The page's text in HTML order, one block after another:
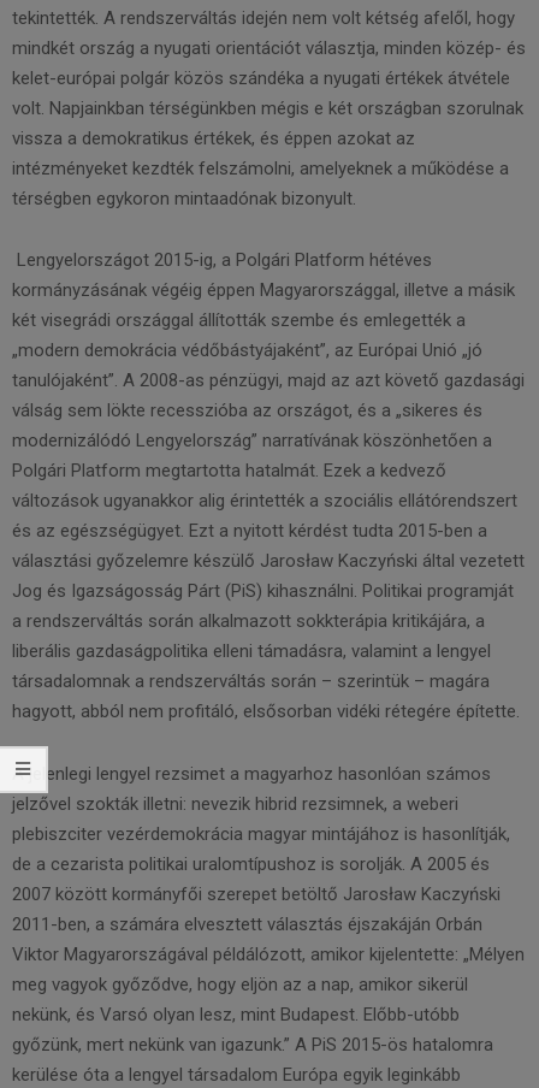
tekintették. A rendszerváltás idején nem volt kétség afelől, hogy
mindkét ország a nyugati orientációt választja, minden közép- és
kelet-európai polgár közös szándéka a nyugati értékek átvétele
volt. Napjainkban térségünkben mégis e két országban szorulnak
vissza a demokratikus értékek, és éppen azokat az
intézményeket kezdték felszámolni, amelyeknek a működése a
térségben egykoron mintaadónak bizonyult.
Lengyelországot 2015-ig, a Polgári Platform hétéves
kormányzásának végéig éppen Magyarországgal, illetve a másik
két visegrádi országgal állították szembe és emlegették a
„modern demokrácia védőbástyájaként”, az Európai Unió „jó
tanulójaként”. A 2008-as pénzügyi, majd az azt követő gazdasági
válság sem lökte recesszióba az országot, és a „sikeres és
modernizálódó Lengyelország” narratívának köszönhetően a
Polgári Platform megtartotta hatalmát. Ezek a kedvező
változások ugyanakkor alig érintették a szociális ellátórendszert
és az egészségügyet. Ezt a nyitott kérdést tudta 2015-ben a
választási győzelemre készülő Jarosław Kaczyński által vezetett
Jog és Igazságosság Párt (PiS) kihasználni. Politikai programját
a rendszerváltás során alkalmazott sokkterápia kritikájára, a
liberális gazdaságpolitika elleni támadásra, valamint a lengyel
társadalomnak a rendszerváltás során – szerintük – magára
hagyott, abból nem profitáló, elsősorban vidéki rétegére építette.
A jelenlegi lengyel rezsimet a magyarhoz hasonlóan számos
jelzővel szokták illetni: nevezik hibrid rezsimnek, a weberi
plebiszciter vezérdemokrácia magyar mintájához is hasonlítják,
de a cezarista politikai uralomtípushoz is sorolják. A 2005 és
2007 között kormányfői szerepet betöltő Jarosław Kaczyński
2011-ben, a számára elvesztett választás éjszakáján Orbán
Viktor Magyarországával példálózott, amikor kijelentette: „Mélyen
meg vagyok győződve, hogy eljön az a nap, amikor sikerül
nekünk, és Varsó olyan lesz, mint Budapest. Előbb-utóbb
győzünk, mert nekünk van igazunk.” A PiS 2015-ös hatalomra
kerülése óta a lengyel társadalom Európa egyik leginkább